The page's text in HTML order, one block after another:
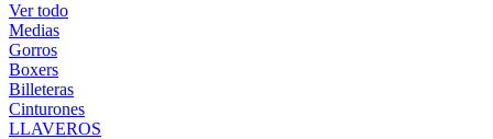
Ver todo
Medias
Gorros
Boxers
Billeteras
Cinturones
LLAVEROS